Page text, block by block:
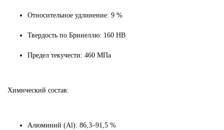
Относительное удлинение: 9 %
Твердость по Бринеллю: 160 HB
Предел текучести: 460 МПа
Химический состав:
Алюминий (Al): 86,3–91,5 %